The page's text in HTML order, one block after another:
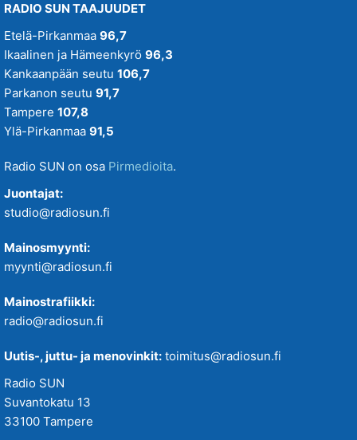
RADIO SUN TAAJUUDET
Etelä-Pirkanmaa 96,7
Ikaalinen ja Hämeenkyrö 96,3
Kankaanpään seutu 106,7
Parkanon seutu 91,7
Tampere 107,8
Ylä-Pirkanmaa 91,5
Radio SUN on osa Pirmedioita.
Juontajat:
studio@radiosun.fi
Mainosmyynti:
myynti@radiosun.fi
Mainostrafiikki:
radio@radiosun.fi
Uutis-, juttu- ja menovinkit: toimitus@radiosun.fi
Radio SUN
Suvantokatu 13
33100 Tampere